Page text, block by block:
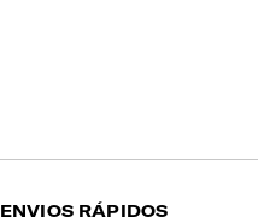
ENVIOS RÁPIDOS